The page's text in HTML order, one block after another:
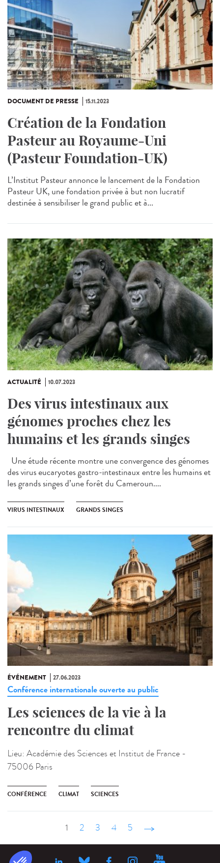
DOCUMENT DE PRESSE 15.11.2023
Création de la Fondation
Pasteur au Royaume-Uni
(Pasteur Foundation-UK)
L’Institut Pasteur annonce le lancement de la Fondation
Pasteur UK, une fondation privée à but non lucratif
destinée à sensibiliser le grand public et à...
ACTUALITÉ 10.07.2023
Des virus intestinaux aux
génomes proches chez les
humains et les grands singes
Une étude récente montre une convergence des génomes
des virus eucaryotes gastro-intestinaux entre les humains et
les grands singes d’une forêt du Cameroun....
VIRUS INTESTINAUX GRANDS SINGES
ÉVÉNEMENT 27.06.2023
Conférence internationale ouverte au public
Les sciences de la vie à la
rencontre du climat
Lieu: Académie des Sciences et Institut de France -
75006 Paris
CONFÉRENCE CLIMAT SCIENCES
1 2 3 4 5 suivant ›